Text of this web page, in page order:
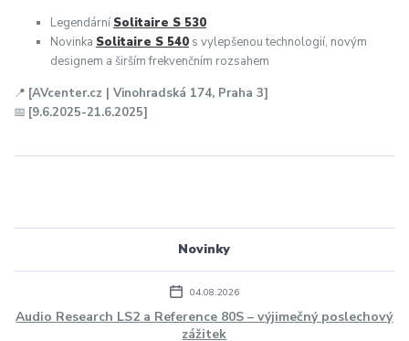
Novinky
04.08.2026
Audio Research LS2 a Reference 80S – výjimečný poslechový
zážitek
Legendární Solitaire S 530
Novinka Solitaire S 540 s vylepšenou technologií, novým
designem a širším frekvenčním rozsahem
📍 [AVcenter.cz | Vinohradská 174, Praha 3]
📅 [9.6.2025-21.6.2025]